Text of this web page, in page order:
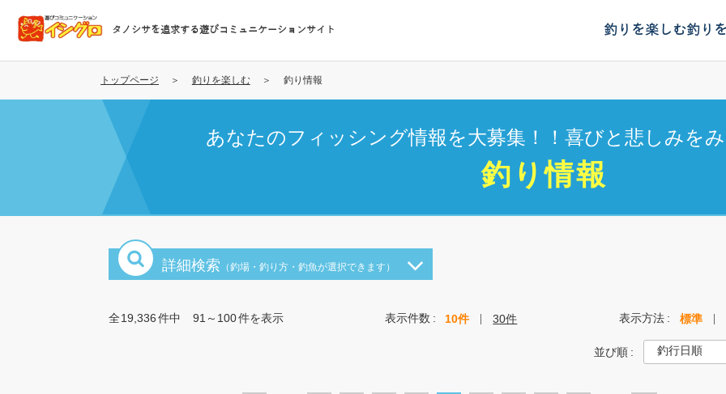
コ
テ
タノシサを追求する遊びコミュニケーションサイト 釣りを楽しむ釣り
トップページ 釣りを楽しむ 釣り情報
あなたのフィッシング情報を大募集！！喜びと悲しみを
釣り情報
詳細検索 （釣場・釣り方・釣魚が選択できます）
全19,336件中 91～100件を表示 表示件数 10件 30件 表示方法 標準
並び順